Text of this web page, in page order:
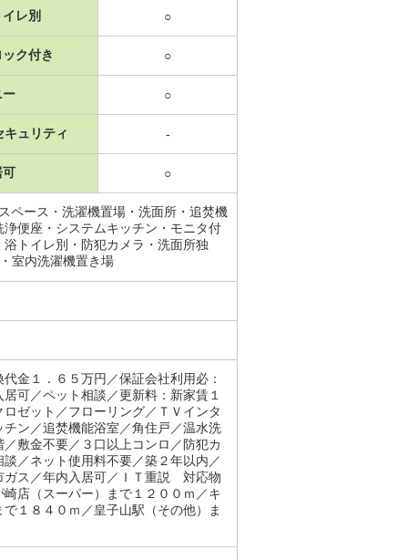
レ別 ○
ク付き ○
ー ○
キュリティ -
可 ○
ペース・洗濯機置場・洗面所・追焚機
便座・システムキッチン・モニタ付
トイレ別・防犯カメラ・洗面所独
室内洗濯機置き場
金１．６５万円／保証会社利用必：
可／ペット相談／更新料：新家賃１
ゼット／フローリング／ＴＶインタ
ン／追焚機能浴室／角住戸／温水洗
敷金不要／３口以上コンロ／防犯カ
／ネット使用料不要／築２年以内／
ガス／年内入居可／ＩＴ重説 対応物
店（スーパー）まで１２００ｍ／キ
１８４０ｍ／皇子山駅（その他）ま